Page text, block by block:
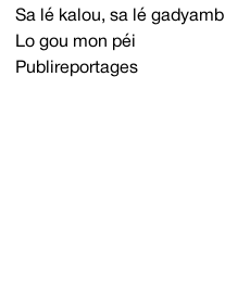
Sa lé kalou, sa lé gadyamb
Lo gou mon péi
Publireportages